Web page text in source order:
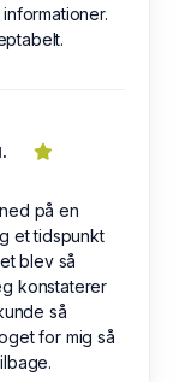
på en
et tidspunkt
blev så
konstaterer
så
for mig så